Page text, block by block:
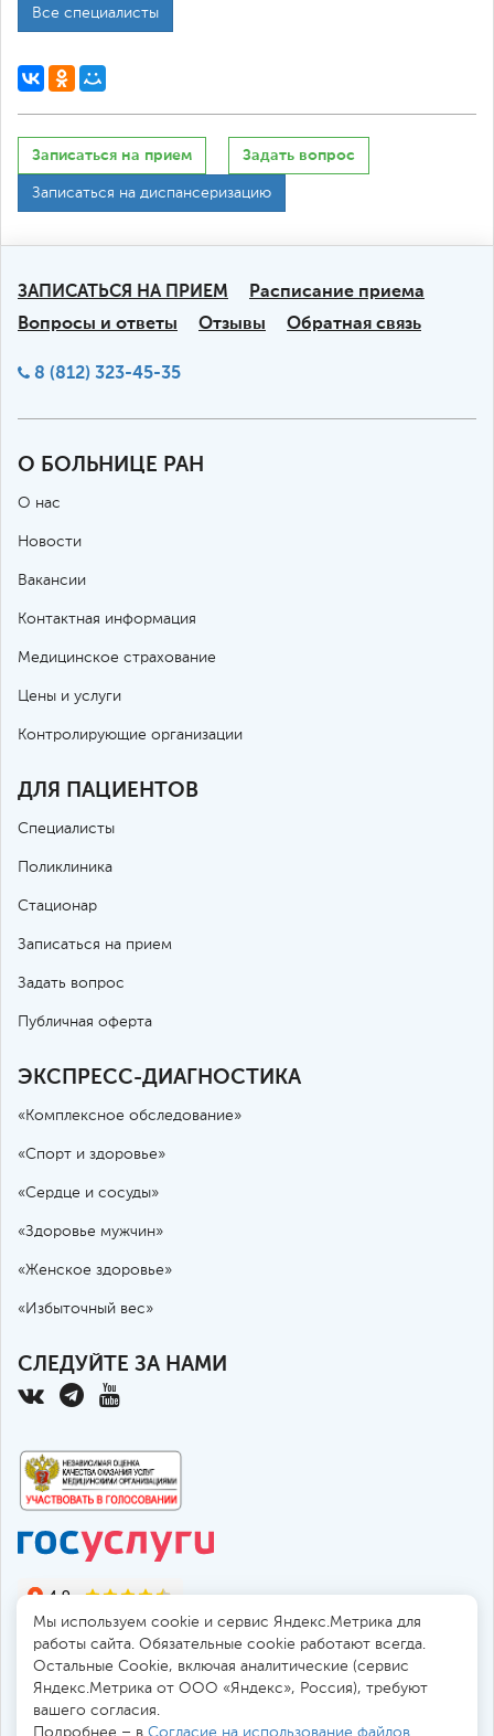
Все специалисты
Записаться на прием Задать вопрос
Записаться на диспансеризацию
ЗАПИСАТЬСЯ НА ПРИЕМ
Расписание приема
Вопросы и ответы
Отзывы Обратная связь
8 (812) 323-45-35
О БОЛЬНИЦЕ РАН
О нас
Новости
Вакансии
Контактная информация
Медицинское страхование
Цены и услуги
Контролирующие организации
ДЛЯ ПАЦИЕНТОВ
Специалисты
Поликлиника
Стационар
Записаться на прием
Задать вопрос
Публичная оферта
ЭКСПРЕСС-ДИАГНОСТИКА
«Комплексное обследование»
«Спорт и здоровье»
«Сердце и сосуды»
«Здоровье мужчин»
«Женское здоровье»
«Избыточный вес»
СЛЕДУЙТЕ ЗА НАМИ
194017, Россия, Санкт-Петербург, пр. Тореза 72
Мы используем cookie и сервис Яндекс.Метрика для
работы сайта. Обязательные cookie работают всегда.
Остальные Сookie, включая аналитические (сервис
Яндекс.Метрика от ООО «Яндекс», Россия), требуют
вашего согласия.
Подробнее – в Согласие на использование файлов